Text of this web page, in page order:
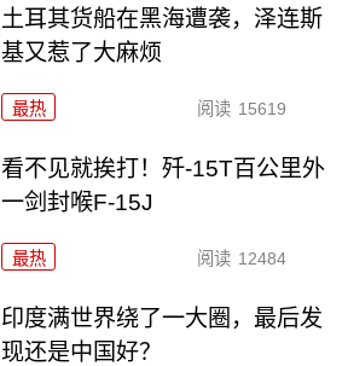
土耳其货船在黑海遭袭，泽连斯
基又惹了大麻烦
最热 阅读 15619
看不见就挨打！歼-15T百公里外
一剑封喉F-15J
最热 阅读 12484
印度满世界绕了一大圈，最后发
现还是中国好？